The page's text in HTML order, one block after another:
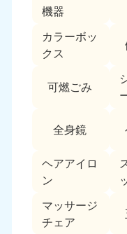
機器
カラーボッ
クス
可燃ごみ
全身鏡
ヘアアイロ
ン
マッサージ
チェア
050-1881-
9:00〜19:00 年中
岩手県
9:00〜19:00 年中
050-1881-
9:00〜19:00 年中